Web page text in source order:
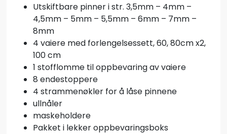
Utskiftbare pinner i str. 3,5mm – 4mm –
4,5mm – 5mm – 5,5mm – 6mm – 7mm –
8mm
4 vaiere med forlengelsessett, 60, 80cm x2,
100 cm
1 stofflomme til oppbevaring av vaiere
8 endestoppere
4 strammenøkler for å låse pinnene
ullnåler
maskeholdere
Pakket i lekker oppbevaringsboks